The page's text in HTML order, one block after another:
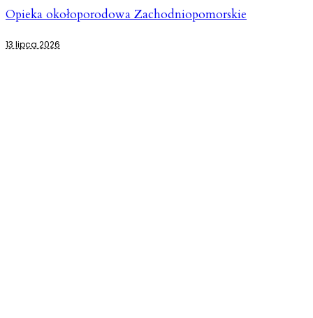
Opieka okołoporodowa Zachodniopomorskie
13 lipca 2026